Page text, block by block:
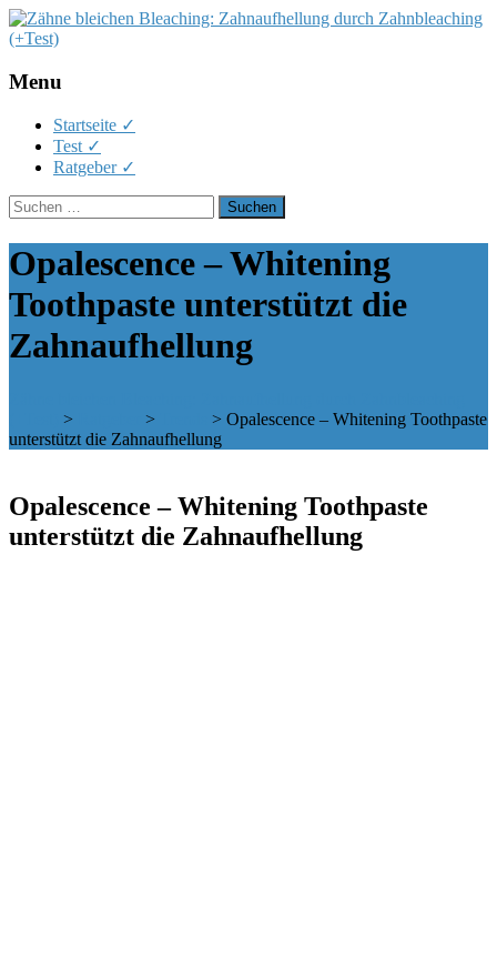
Menu
Skip
content
Startseite ✓
Test ✓
Ratgeber ✓
Suchen
nach:
Opalescence – Whitening
Toothpaste unterstützt die
Zahnaufhellung
> > > Opalescence – Whitening Toothpaste
unterstützt die Zahnaufhellung
Opalescence – Whitening Toothpaste
unterstützt die Zahnaufhellung